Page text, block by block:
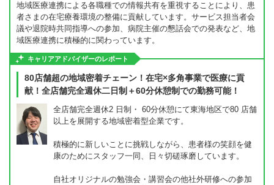
地域医療連携による各職種での情報共有を重視することにより、患
者さまの在宅療養環境の整備に貢献しています。サービス担当者会
議や退院時共同指導への参加、病院主催の懇話会での発表など、地
域医療連携に積極的に関わっています。
キャリアアドバイザーのレポート
80店舗超の地域密着チェーン！在宅×多角事業で医療に貢
献！全店舗完全週休二日制＋60分休憩制での勤務可能！
全店舗完全週休2 日制・ 60分休憩にて東海地区で80 店舗
以上を展開する地域密着型企業です。
積極的に新しいことに挑戦しながら、患者様の笑顔を健
康のためにスタッフ一同、日々切磋琢磨しています。
自社オリジナルの勉強会・講習会の他社外研修への参加